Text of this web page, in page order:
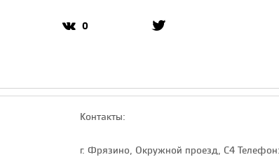
0
Контакты:
г. Фрязино, Окружной проезд, С4